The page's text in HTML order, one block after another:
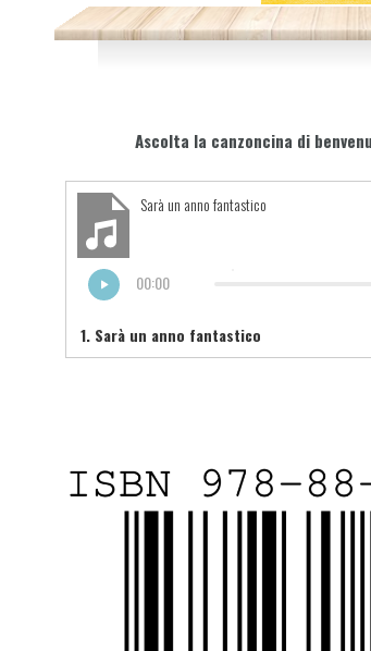
Ascolta la canzoncina di
Sarà un anno fantastico
00:00
1. Sarà un anno fantastico